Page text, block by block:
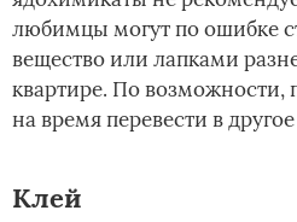
любимцы могут по ошибке
вещество или лапками
квартире. По возможности,
на время перевести в
Клей